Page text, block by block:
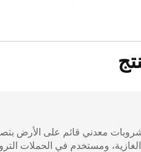
معدني قائم على الأرض
ومستخدم في الحملات